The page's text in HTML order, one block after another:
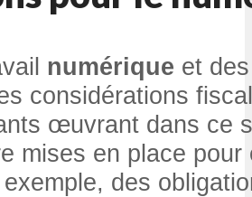
numérique et
considérations
œuvrant dans ce
mises en place pour
des